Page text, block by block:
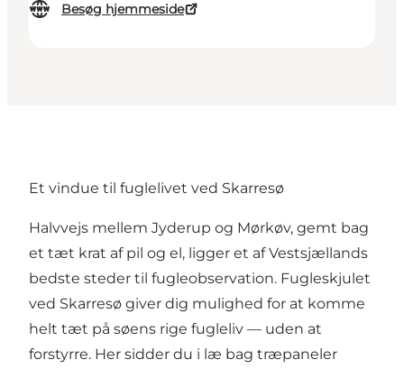
Besøg hjemmeside
Et vindue til fuglelivet ved Skarresø
Halvvejs mellem Jyderup og Mørkøv, gemt bag
et tæt krat af pil og el, ligger et af Vestsjællands
bedste steder til fugleobservation. Fugleskjulet
ved Skarresø giver dig mulighed for at komme
helt tæt på søens rige fugleliv — uden at
forstyrre. Her sidder du i læ bag træpaneler